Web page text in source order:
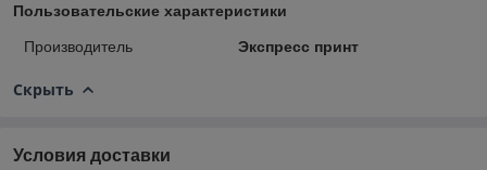
Пользовательские характеристики
Производитель Экспресс принт
Скрыть
Условия доставки